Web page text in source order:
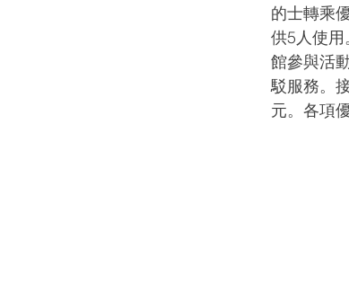
的士轉乘
供5人使
館參與活
駁服務。
元。各項